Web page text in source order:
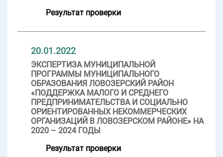
Результат проверки
20.01.2022
ЭКСПЕРТИЗА МУНИЦИПАЛЬНОЙ
ПРОГРАММЫ МУНИЦИПАЛЬНОГО
ОБРАЗОВАНИЯ ЛОВОЗЕРСКИЙ РАЙОН
«ПОДДЕРЖКА МАЛОГО И СРЕДНЕГО
ПРЕДПРИНИМАТЕЛЬСТВА И СОЦИАЛЬНО
ОРИЕНТИРОВАННЫХ НЕКОММЕРЧЕСКИХ
ОРГАНИЗАЦИЙ В ЛОВОЗЕРСКОМ РАЙОНЕ» НА
2020 – 2024 ГОДЫ
Результат проверки